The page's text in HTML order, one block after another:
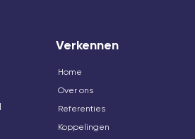
Verkennen
Home
Over ons
Referenties
Koppelingen